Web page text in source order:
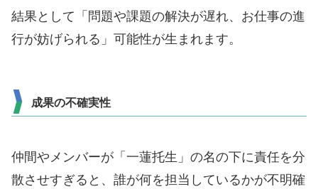
結果として「問題や課題の解決が遅れ、お仕事の進
行が妨げられる」可能性が生まれます。
成果の不確実性
仲間やメンバーが「一蓮托生」の名の下に責任を分
散させすぎると、誰が何を担当しているかが不明確